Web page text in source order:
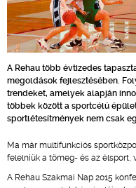
A Rehau több évtizedes
megoldások fejlesztésében.
trendeket, amelyek alapján
többek között a sportcélú
sportlétesítmények nem csak
Ma már multifunkciós
felelniük a tömeg- és az élsport,
A Rehau Szakmai Nap 2015